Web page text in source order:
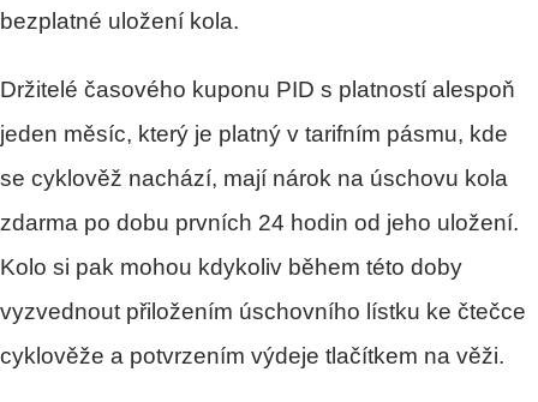
bezplatné uložení kola.
Držitelé časového kuponu PID s platností alespoň
jeden měsíc, který je platný v tarifním pásmu, kde
se cyklověž nachází, mají nárok na úschovu kola
zdarma po dobu prvních 24 hodin od jeho uložení.
Kolo si pak mohou kdykoliv během této doby
vyzvednout přiložením úschovního lístku ke čtečce
cyklověže a potvrzením výdeje tlačítkem na věži.